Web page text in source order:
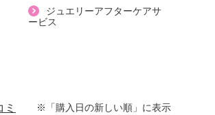
ジュエリーアフターケアサ
ービス
ミ ※「購入日の新しい順」に表示